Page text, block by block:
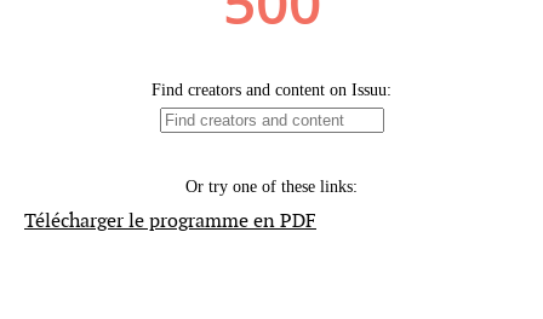
Télécharger le programme en PDF